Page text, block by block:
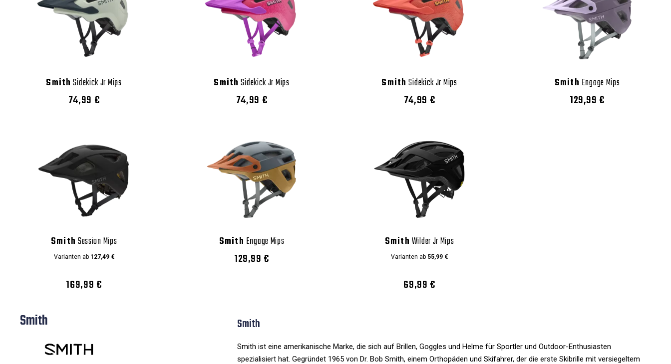
Smith Sidekick Jr Mips
74,99 €
Smith Sidekick Jr Mips
74,99 €
Smith Sidekick Jr Mips
74,99 €
Smith Engage Mips
129,99 €
Smith Session Mips
Varianten ab127,49 €
169,99 €
Smith Engage Mips
129,99 €
Smith Wilder Jr Mips
Varianten ab 55,99 €
69,99 €
Smith Smith
Smith ist eine amerikanische Marke, die sich auf Brillen, Goggles und Helme für Sportler und Outdoor-Enthusiasten
spezialisiert hat. Gegründet 1965 von Dr. Bob Smith, einem Orthopäden und Skifahrer, der die erste Skibrille mit versiegeltem